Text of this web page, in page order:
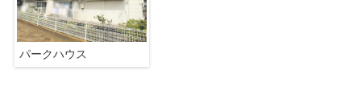
パークハウス